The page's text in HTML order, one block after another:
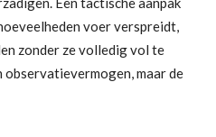
voer verspreidt,
zonder ze volledig vol te
maar de